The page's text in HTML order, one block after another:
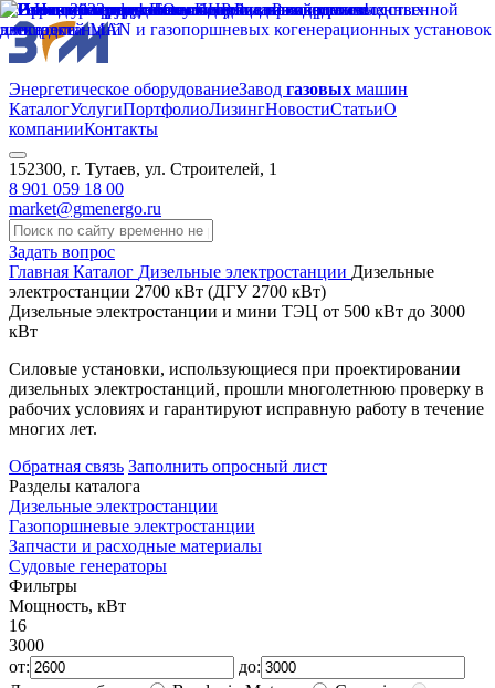
Энергетическое оборудованиеЗавод газовых машин
КаталогУслугиПортфолиоЛизингНовостиСтатьиО
компанииКонтакты
152300, г. Тутаев, ул. Строителей, 1
8 901 059 18 00
market@gmenergo.ru
Задать вопрос
Главная Каталог Дизельные электростанции Дизельные
электростанции 2700 кВт (ДГУ 2700 кВт)
Дизельные электростанции и мини ТЭЦ от 500 кВт до 3000
кВт
Силовые установки, использующиеся при проектировании
дизельных электростанций, прошли многолетнюю проверку в
рабочих условиях и гарантируют исправную работу в течение
многих лет.
Обратная связь Заполнить опросный лист
Разделы каталога
Дизельные электростанции
Газопоршневые электростанции
Запчасти и расходные материалы
Судовые генераторы
Фильтры
Мощность, кВт
16
3000
от:
до: